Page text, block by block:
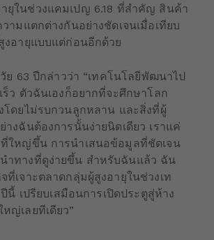
ยุในช่วงแคมเปญ 6.18 ที่สำคัญ สินค้า
ามแตกต่างกันอย่างชัดเจนเมื่อเทียบ
งอายุแบบแต่ก่อนอีกด้วย
ย 63 ปีกล่าวว่า “เทคโนโลยีพัฒนาไป
ร็ว ตัวฉันเองก็อยากที่จะศึกษาโลก
โดยไม่รบกวนลูกหลาน และสิ่งที่ผู้
างฉันต้องการนั้นง่ายนิดเดียว เราแค่
ใหญ่ขึ้น การนำเสนอข้อมูลที่ชัดเจน
ำทางที่ดูง่ายขึ้น สำหรับฉันแล้ว ฉัน
ที่เจาะตลาดกลุ่มผู้สูงอายุในช่วงเท
นี้ เปรียบเสมือนการเปิดประตูสู่ห้าง
ญ่เลยทีเดียว”